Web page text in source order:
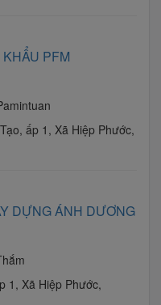
PFM
ấp 1, Xã Hiệp Phước,
DỰNG ÁNH DƯƠNG
1, Xã Hiệp Phước,